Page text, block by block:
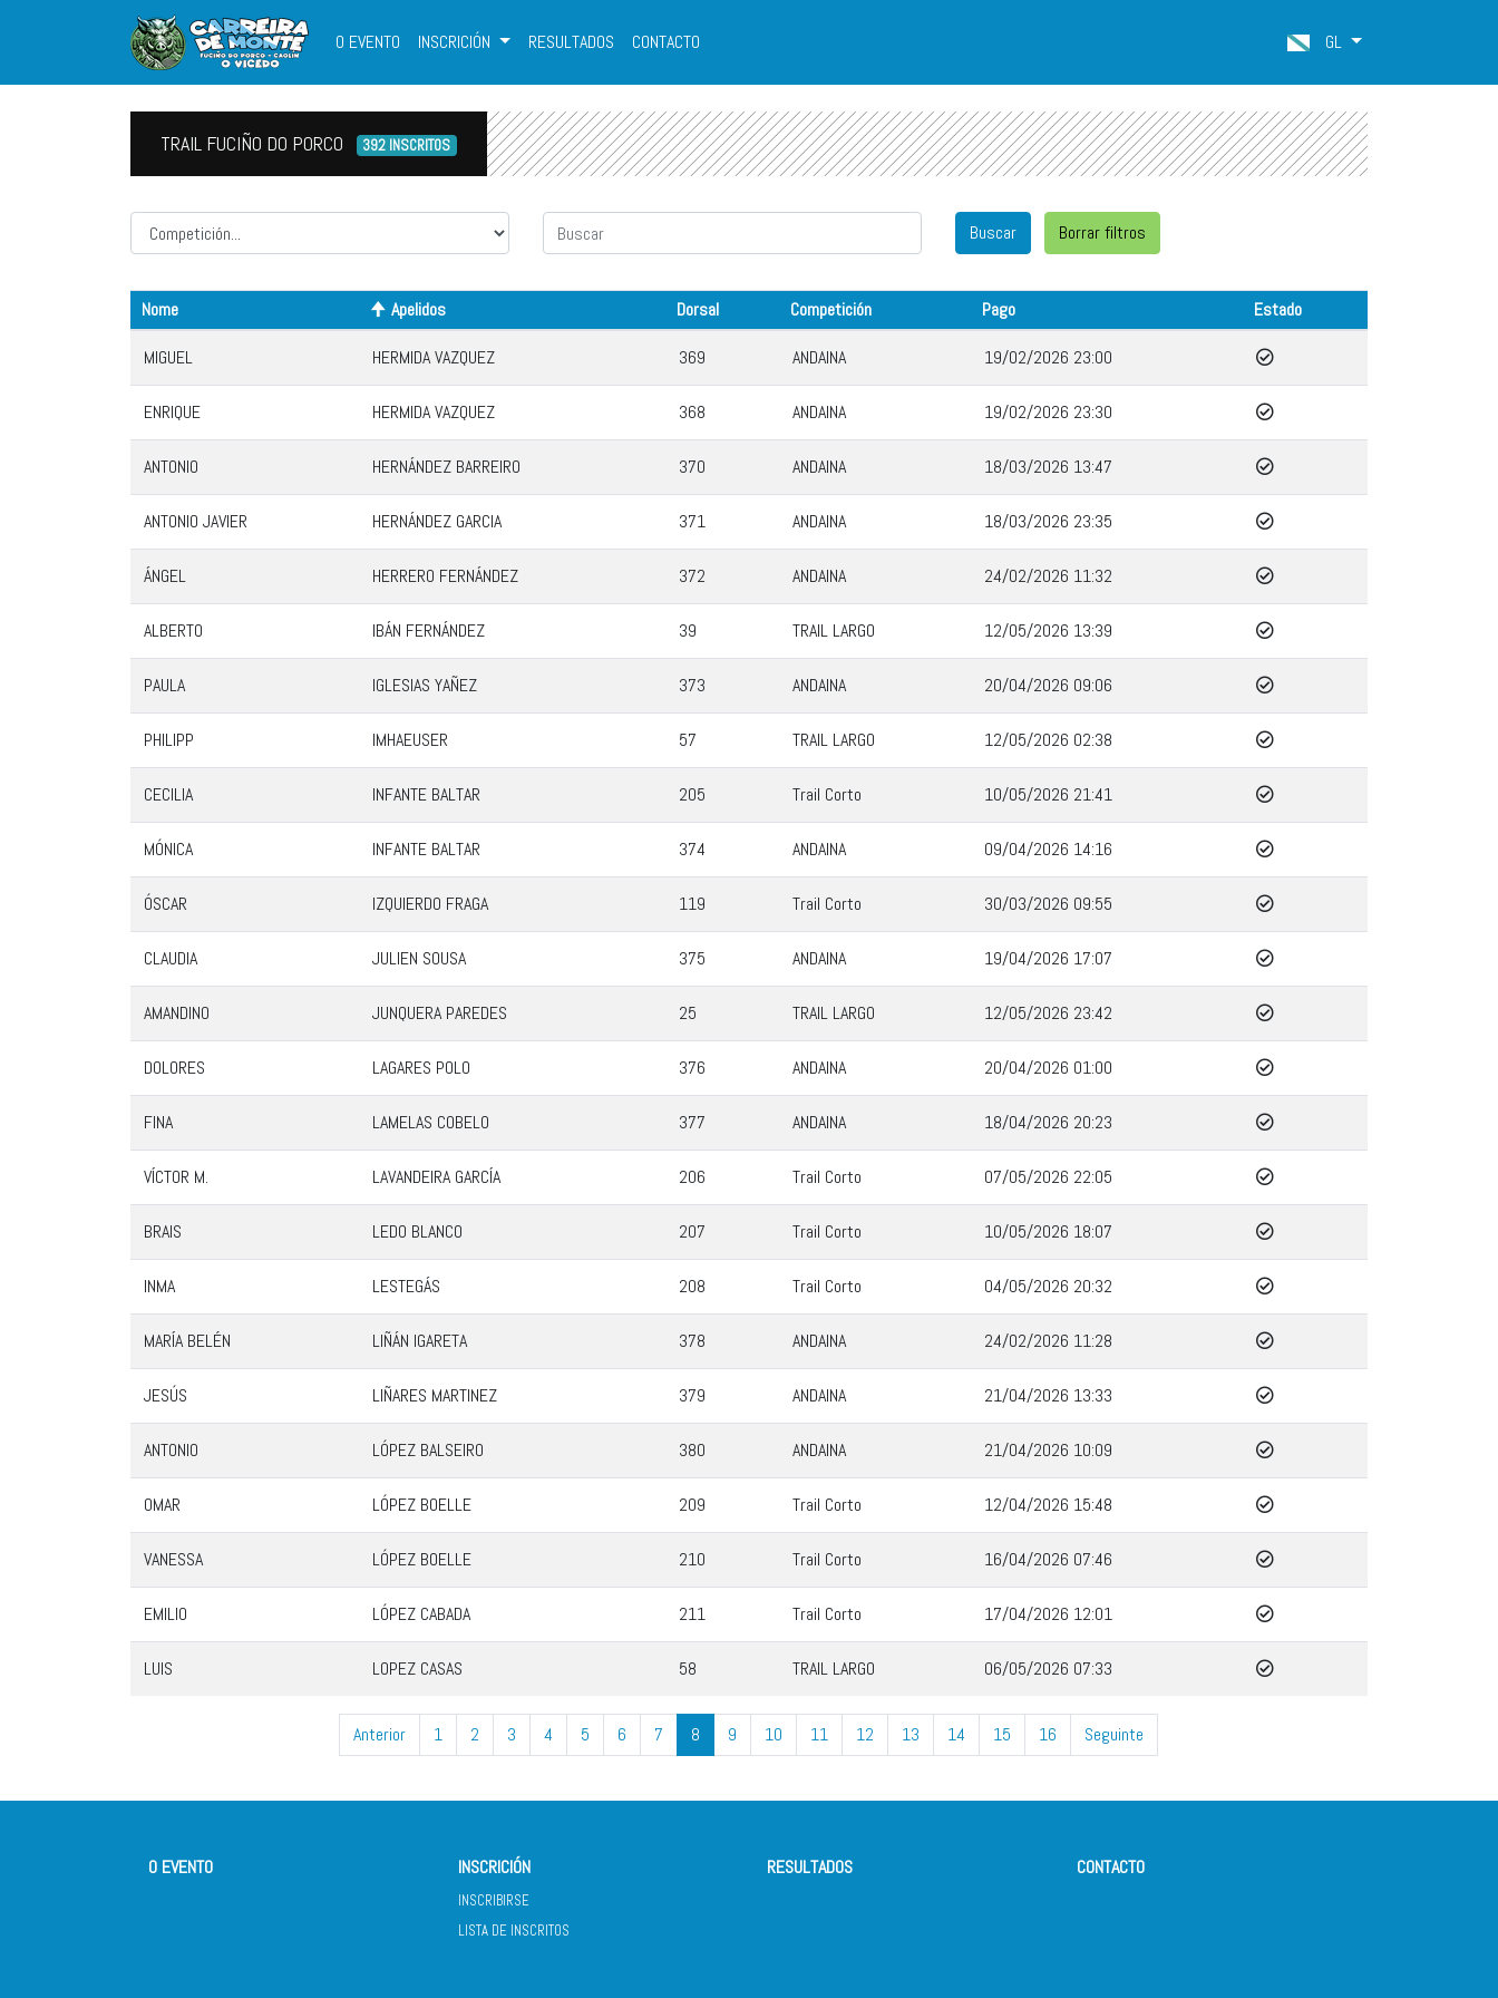
O EVENTO INSCRICIÓN RESULTADOS CONTACTO GL
TRAIL FUCIÑO DO PORCO 392 INSCRITOS
Competicion
Nome Apelidos Dorsal Competición Pago Estado
MIGUEL HERMIDA VAZQUEZ 369 ANDAINA 19/02/2026 23:00
ENRIQUE HERMIDA VAZQUEZ 368 ANDAINA 19/02/2026 23:30
ANTONIO HERNÁNDEZ BARREIRO 370 ANDAINA 18/03/2026 13:47
ANTONIO JAVIER HERNÁNDEZ GARCIA 371 ANDAINA 18/03/2026 23:35
ÁNGEL HERRERO FERNÁNDEZ 372 ANDAINA 24/02/2026 11:32
ALBERTO IBÁN FERNÁNDEZ 39 TRAIL LARGO 12/05/2026 13:39
PAULA IGLESIAS YAÑEZ 373 ANDAINA 20/04/2026 09:06
PHILIPP IMHAEUSER 57 TRAIL LARGO 12/05/2026 02:38
CECILIA INFANTE BALTAR 205 Trail Corto 10/05/2026 21:41
MÓNICA INFANTE BALTAR 374 ANDAINA 09/04/2026 14:16
ÓSCAR IZQUIERDO FRAGA 119 Trail Corto 30/03/2026 09:55
CLAUDIA JULIEN SOUSA 375 ANDAINA 19/04/2026 17:07
AMANDINO JUNQUERA PAREDES 25 TRAIL LARGO 12/05/2026 23:42
DOLORES LAGARES POLO 376 ANDAINA 20/04/2026 01:00
FINA LAMELAS COBELO 377 ANDAINA 18/04/2026 20:23
VÍCTOR M. LAVANDEIRA GARCÍA 206 Trail Corto 07/05/2026 22:05
BRAIS LEDO BLANCO 207 Trail Corto 10/05/2026 18:07
INMA LESTEGÁS 208 Trail Corto 04/05/2026 20:32
MARÍA BELÉN LIÑÁN IGARETA 378 ANDAINA 24/02/2026 11:28
JESÚS LIÑARES MARTINEZ 379 ANDAINA 21/04/2026 13:33
ANTONIO LÓPEZ BALSEIRO 380 ANDAINA 21/04/2026 10:09
OMAR LÓPEZ BOELLE 209 Trail Corto 12/04/2026 15:48
VANESSA LÓPEZ BOELLE 210 Trail Corto 16/04/2026 07:46
EMILIO LÓPEZ CABADA 211 Trail Corto 17/04/2026 12:01
LUIS LOPEZ CASAS 58 TRAIL LARGO 06/05/2026 07:33
Anterior 1 2 3 4 5 6 7 8 9 10 11 12 13 14 15 16 Seguinte
O EVENTO INSCRICIÓN
INSCRIBIRSE
LISTA DE INSCRITOS
RESULTADOS CONTACTO